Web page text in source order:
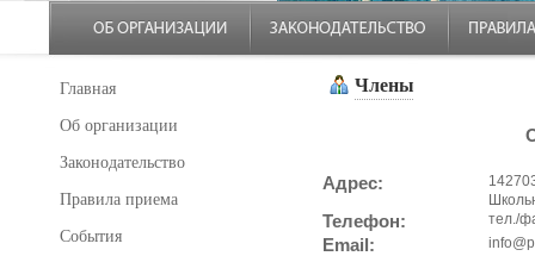
Главная
Об организации
Законодательство
Правила приема
События
Члены
Адрес:
Телефон: тел./
Email: